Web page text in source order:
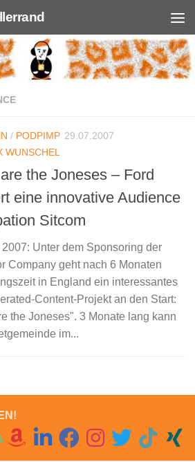
/ PODPIMP 29.07.2007
WUNSCHEL
the Joneses – Ford
eine innovative Audience
Sitcom
2007: Unter dem Sponsoring der
Company geht nach 6 Monaten
in England ein interessantes
Content-Projekt an den Start:
the Joneses". 3 Monate lang kann
im...